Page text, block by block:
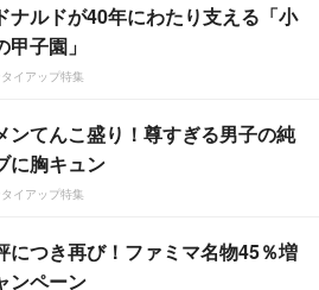
ナルドが40年にわたり支える「小
甲子園」
イアップ特集
ンてんこ盛り！尊すぎる男子の純
に胸キュン
イアップ特集
につき再び！ファミマ名物45％増
ンペーン